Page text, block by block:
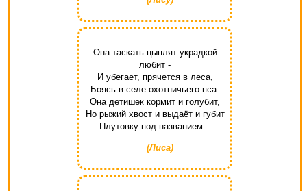
Она таскать цыплят украдкой
любит -
И убегает, прячется в леса,
Боясь в селе охотничьего пса.
Она детишек кормит и голубит,
Но рыжий хвост и выдаёт и губит
Плутовку под названием...
(Лиса)